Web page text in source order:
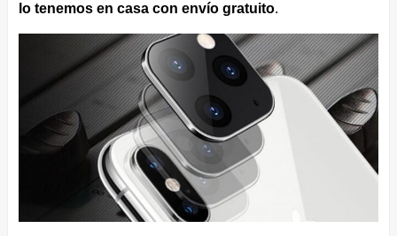
lo tenemos en casa con envío gratuito.